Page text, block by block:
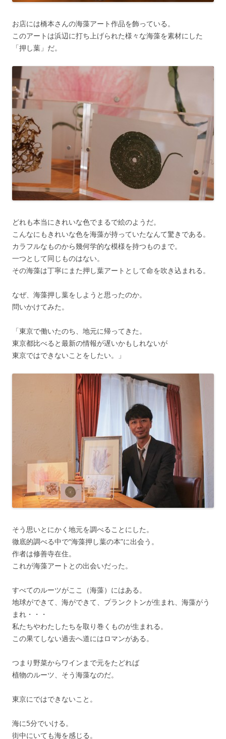
お店には橋本さんの海藻アート作品を飾っている。
このアートは浜辺に打ち上げられた様々な海藻を素材にした
「押し葉」だ。
どれも本当にきれいな色でまるで絵のようだ。
こんなにもきれいな色を海藻が持っていたなんて驚きである。
カラフルなものから幾何学的な模様を持つものまで。
一つとして同じものはない。
その海藻は丁寧にまた押し葉アートとして命を吹き込まれる。
なぜ、海藻押し葉をしようと思ったのか。
問いかけてみた。
「東京で働いたのち、地元に帰ってきた。
東京都比べると最新の情報が遅いかもしれないが
東京ではできないことをしたい。」
そう思いとにかく地元を調べることにした。
徹底的調べる中で“海藻押し葉の本”に出会う。
作者は修善寺在住。
これが海藻アートとの出会いだった。
すべてのルーツがここ（海藻）にはある。
地球ができて、海ができて、プランクトンが生まれ、海藻がう
まれ・・・
私たちやわたしたちを取り巻くものが生まれる。
この果てしない過去へ道にはロマンがある。
つまり野菜からワインまで元をたどれば
植物のルーツ、そう海藻なのだ。
東京にではできないこと。
海に5分でいける。
街中にいても海を感じる。